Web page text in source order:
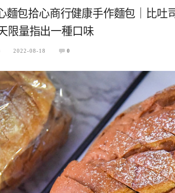
麵包拾心商行健康手作麵包｜比吐
限量指出一種口味
2022-08-18 0